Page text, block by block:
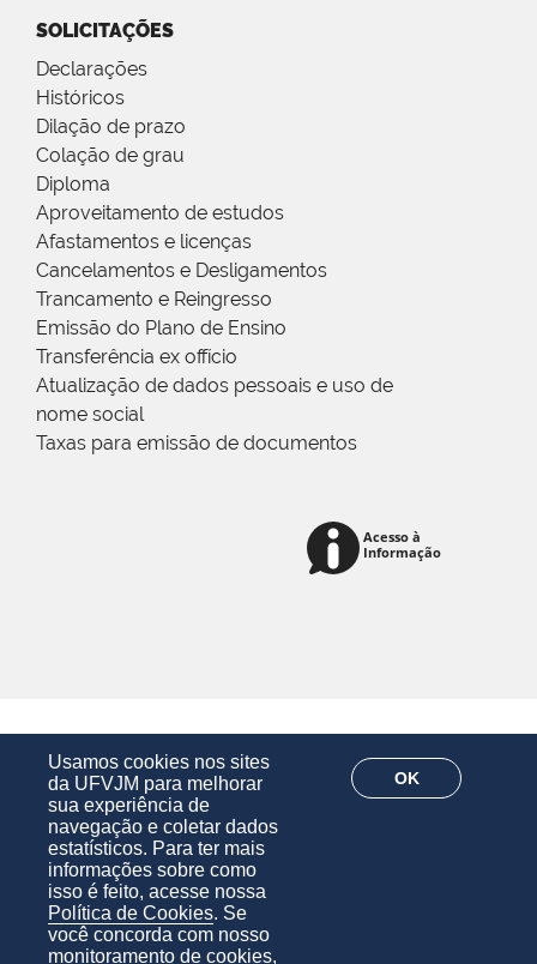
Usamos cookies nos sites
da UFVJM para melhorar
sua experiência de
navegação e coletar dados
estatísticos. Para ter mais
informações sobre como
isso é feito, acesse nossa
Política de Cookies. Se
você concorda com nosso
monitoramento de cookies,
OK
SOLICITAÇÕES
Declarações
Históricos
Dilação de prazo
Colação de grau
Diploma
Aproveitamento de estudos
Afastamentos e licenças
Cancelamentos e Desligamentos
Trancamento e Reingresso
Emissão do Plano de Ensino
Transferência ex offício
Atualização de dados pessoais e uso de
nome social
Taxas para emissão de documentos